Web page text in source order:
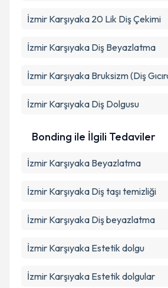
İzmir Karşıyaka 20 Lik Diş Çekimi
İzmir Karşıyaka Diş Beyazlatma
İzmir Karşıyaka Bruksizm (Diş
İzmir Karşıyaka Diş Dolgusu
Bonding ile İlgili Tedaviler
İzmir Karşıyaka Beyazlatma
İzmir Karşıyaka Diş taşı temizliği
İzmir Karşıyaka Diş beyazlatma
İzmir Karşıyaka Estetik dolgu
İzmir Karşıyaka Estetik dolgular